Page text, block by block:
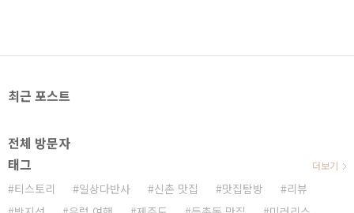
최근 포스트
전체 방문자
태그
티스토리 일상다반사 신촌 맛집 맛집탐방
리뷰
더보기